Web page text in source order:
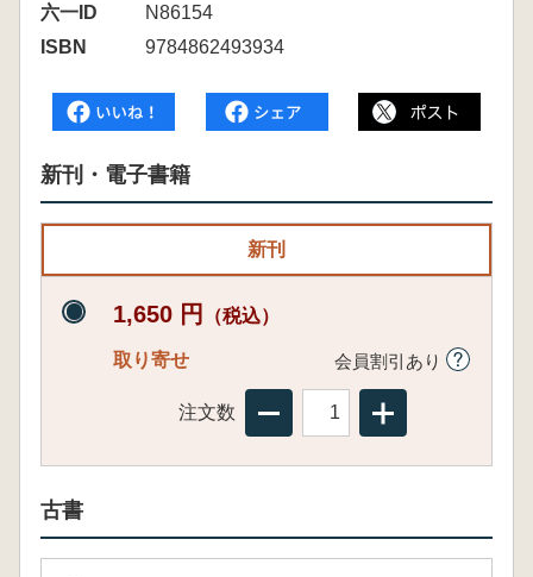
六一ID
N86154
ISBN
9784862493934
新刊・電子書籍
新刊
1,650 円 （税込）
取り寄せ 会員割引あり
注文数
古書